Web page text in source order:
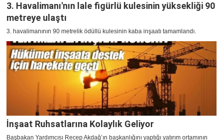
3. Havalimanı'nın lale figürlü kulesinin yüksekliği 90
metreye ulaştı
3. havalimanının 90 metrelik ödüllü kulesinin kaba inşaatı tamamlandı.
İnşaat Ruhsatlarına Kolaylık Geliyor
Başbakan Yardımcısı Recep Akdağ’ın başkanlığını yaptığı yatırım ortamının